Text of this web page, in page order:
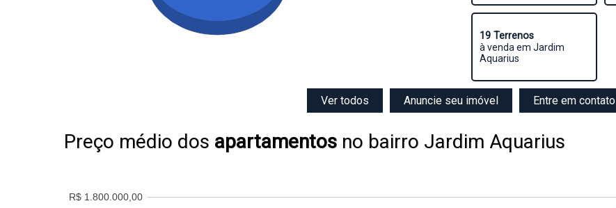
19 Terrenos
à venda em Jardim
Aquarius
Ver todos Anuncie seu imóvel Entre em contato
Preço médio dos apartamentos no bairro Jardim Aquarius
R$ 1.800.000,00